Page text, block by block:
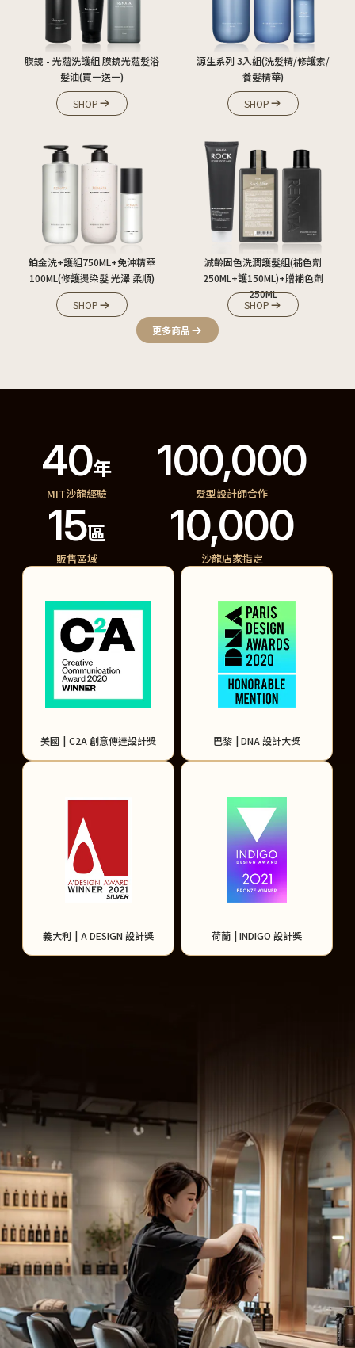
膜鏡 - 光蘊洗護組 膜鏡光蘊髮浴
髮油(買一送一)
SHOP
源生系列 3入組(洗髮精/修護素/
養髮精華)
SHOP
鉑金洗+護組750ML+免沖精華
100ML(修護燙染髮 光澤 柔順)
SHOP
減齡固色洗潤護髮組(補色劑
250ML+護150ML)+贈補色劑
250ML
SHOP
更多商品
40年
MIT沙龍經驗
100,000
髮型設計師合作
15區
販售區域
10,000
沙龍店家指定
美國 | C2A 創意傳達設計獎 巴黎 | DNA 設計大獎
義大利 | A DESIGN 設計獎 荷蘭 | INDIGO 設計獎